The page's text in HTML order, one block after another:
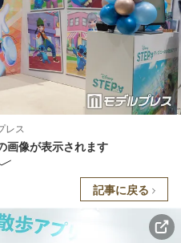
レス
画像が表示されます
記事に戻る